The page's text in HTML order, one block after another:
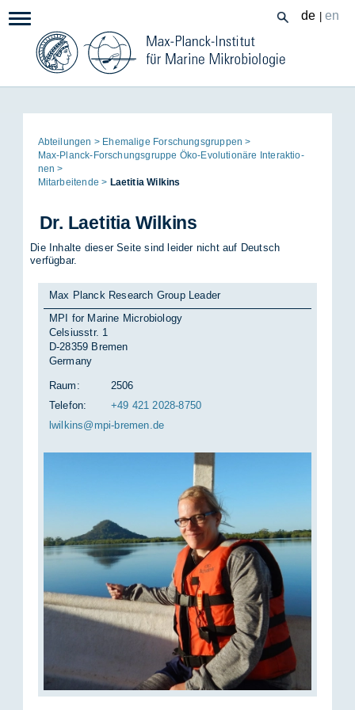
InhaltNavigation: de en
Seitenpfad:
Ab­tei­lun­gen
Ehe­ma­li­ge For­schungs­grup­pen
Max-Planck-For­schungs­grup­pe Öko-Evo­lu­tio­nä­re In­ter­ak­tio­
nen
Mit­ar­bei­ten­de
Lae­ti­tia Wil­kins
Dr. Lae­ti­tia Wil­kins
Die Inhalte dieser Seite sind leider nicht auf Deutsch
verfügbar.
Max Planck Research Group Leader
MPI for Marine Microbiology
Celsiusstr. 1
D-28359 Bremen
Germany
Raum:
2506
Telefon:
+49 421 2028-8750
lwil­kins@mpi-bre­men.de